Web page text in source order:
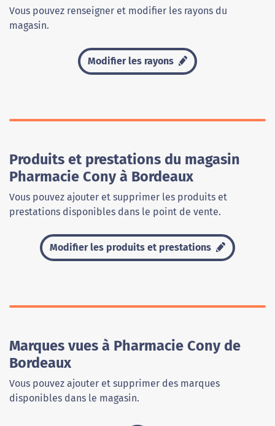
Vous pouvez renseigner et modifier les rayons du
magasin.
Modifier les rayons
Produits et prestations du magasin
Pharmacie Cony à Bordeaux
Vous pouvez ajouter et supprimer les produits et
prestations disponibles dans le point de vente.
Modifier les produits et prestations
Marques vues à Pharmacie Cony de
Bordeaux
Vous pouvez ajouter et supprimer des marques
disponibles dans le magasin.